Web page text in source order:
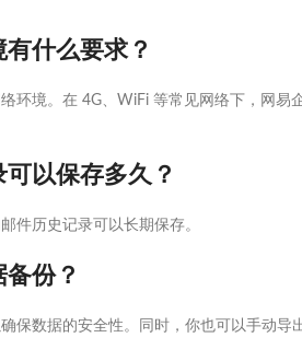
什么要求？
环境。在 4G、WiFi 等常见网络下，网
以保存多久？
件历史记录可以长期保存。
份？
保数据的安全性。同时，你也可以手动导